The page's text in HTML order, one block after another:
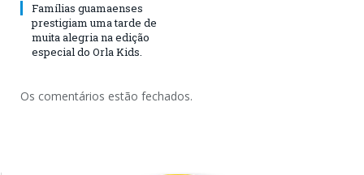
Famílias guamaenses
prestigiam uma tarde de
muita alegria na edição
especial do Orla Kids.
Os comentários estão fechados.